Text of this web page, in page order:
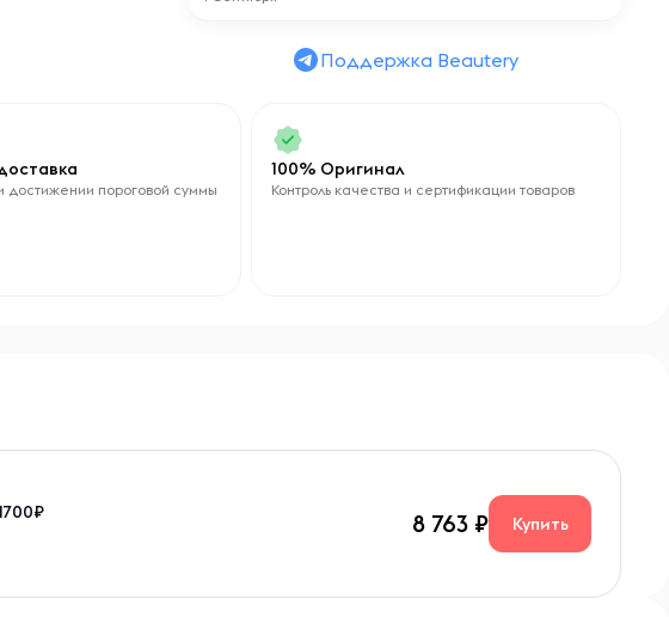
Поддержка Beautery
достижении пороговой суммы
100% Оригинал
Контроль качества и сертификации товаров
8 763 Купить